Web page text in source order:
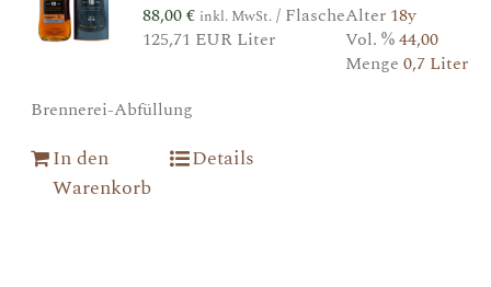
88,00€ inkl. MwSt. / Flasche
125,71 EUR Liter
Alter 18y
Vol. %44,00
Menge0,7 Liter
Brennerei-Abfüllung
In den
Warenkorb
Details